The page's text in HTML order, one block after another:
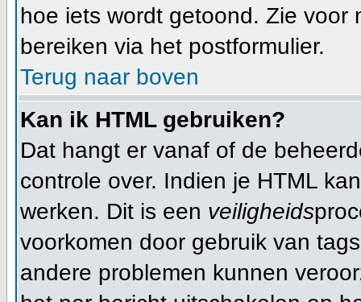
hoe iets wordt getoond. Zie voor
bereiken via het postformulier.
Terug naar boven
Kan ik HTML gebruiken?
Dat hangt er vanaf of de
controle over. Indien je HTML
werken. Dit is een veiligheids
voorkomen door gebruik van
andere problemen kunnen